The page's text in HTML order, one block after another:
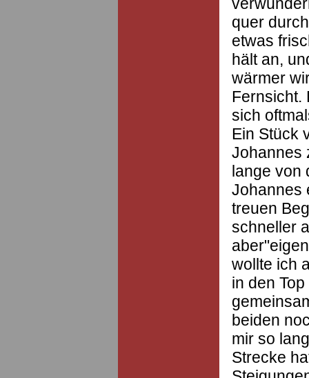
quer
etwas
hält an,
wärmer
Fernsicht.
sich
Ein Stück
Johannes
lange von
Johannes
treuen
schneller
wollte ich
in den
beiden
mir so
Strecke